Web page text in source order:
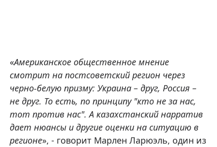
«Американское общественное мнение
смотрит на постсоветский регион через
черно-белую призму: Украина – друг, Россия –
не друг. То есть, по принципу "кто не за нас,
тот против нас". А казахстанский нарратив
дает нюансы и другие оценки на ситуацию в
регионе», - говорит Марлен Ларюэль, один из